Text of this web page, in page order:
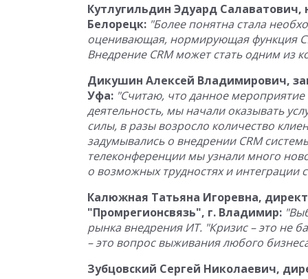
Кутлугильдин Эдуард
Белорецк: "Более понятна стала
оценивающая, нормирующая функция
Внедрение CRM может стать одним из
Дикушин Алексей Владимирович,
Уфа: "Считаю, что данное
деятельность, мы начали оказывать
силы, в разы возросло количество
задумывались о внедрении CRM
телеконференции мы узнали много
о возможных трудностях и интеграции
Калюжная Татьяна Игоревна,
"Промрегионсвязь", г. Владимир:
рынка внедрения ИТ. "Кризис – это не
– это вопрос выживания любого
Зубцовский Сергей Николаевич,